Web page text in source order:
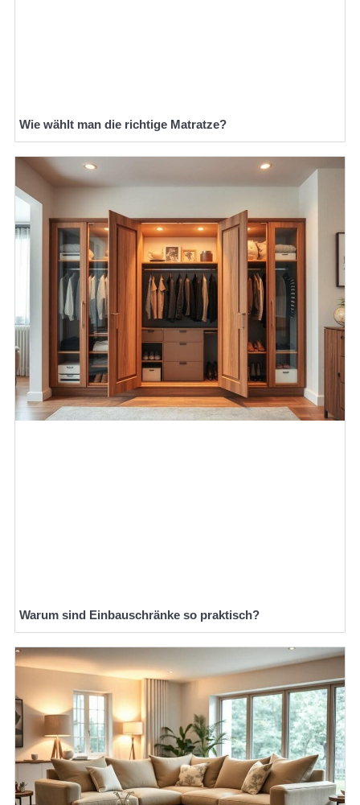
Wie wählt man die richtige Matratze?
Warum sind Einbauschränke so praktisch?